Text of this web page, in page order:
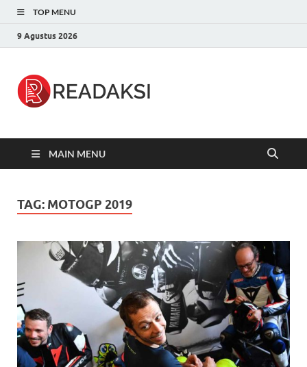
TOP MENU
9 Agustus 2026
MAIN MENU
TAG: MOTOGP 2019